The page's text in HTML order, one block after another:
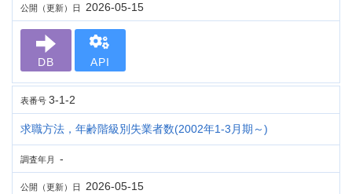
公開（更新）日 2026-05-15
DB API
表番号 3-1-2
求職方法，年齢階級別失業者数(2002年1-3月期～)
調査年月 -
公開（更新）日 2026-05-15